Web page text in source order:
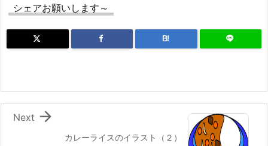
シェアお願いします～
B!
カレーライスのイラスト（２）

Next